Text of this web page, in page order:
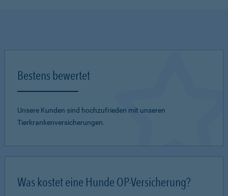
Bestens bewertet
Unsere Kunden sind hochzufrieden mit unseren
Tierkrankenversicherungen.
Was kostet eine Hunde OP-Versicherung?